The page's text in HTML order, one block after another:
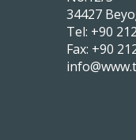
34427
Tel: +90
Fax: +90